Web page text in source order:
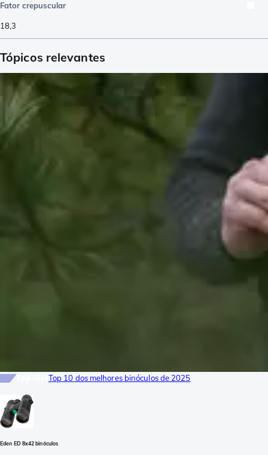
Fator crepuscular
18,3
Tópicos relevantes
Top-list Top 10 dos melhores binóculos de 2025
Eden ED 8x42 binóculos